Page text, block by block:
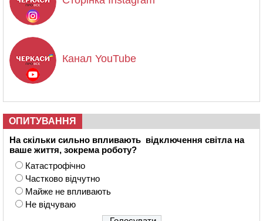
Канал YouTube
ОПИТУВАННЯ
На скільки сильно впливають відключення світла на
ваше життя, зокрема роботу?
Катастрофічно
Частково відчутно
Майже не впливають
Не відчуваю